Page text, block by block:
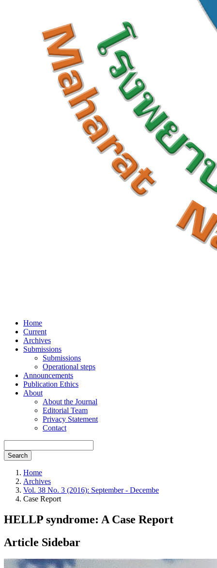
Home
Current
Archives
Submissions
Submissions
Operational steps
Announcements
Publication Ethics
About
About the Journal
Editorial Team
Privacy Statement
Contact
Search
Home
Archives
Vol. 38 No. 3 (2016): September - Decembe
Case Report
HELLP syndrome: A Case Report
Article Sidebar